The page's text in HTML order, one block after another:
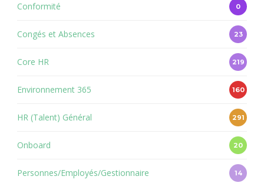
Conformité 0
Congés et Absences 23
Core HR 219
Environnement 365 160
HR (Talent) Général 291
Onboard 20
Personnes/Employés/Gestionnaire 14